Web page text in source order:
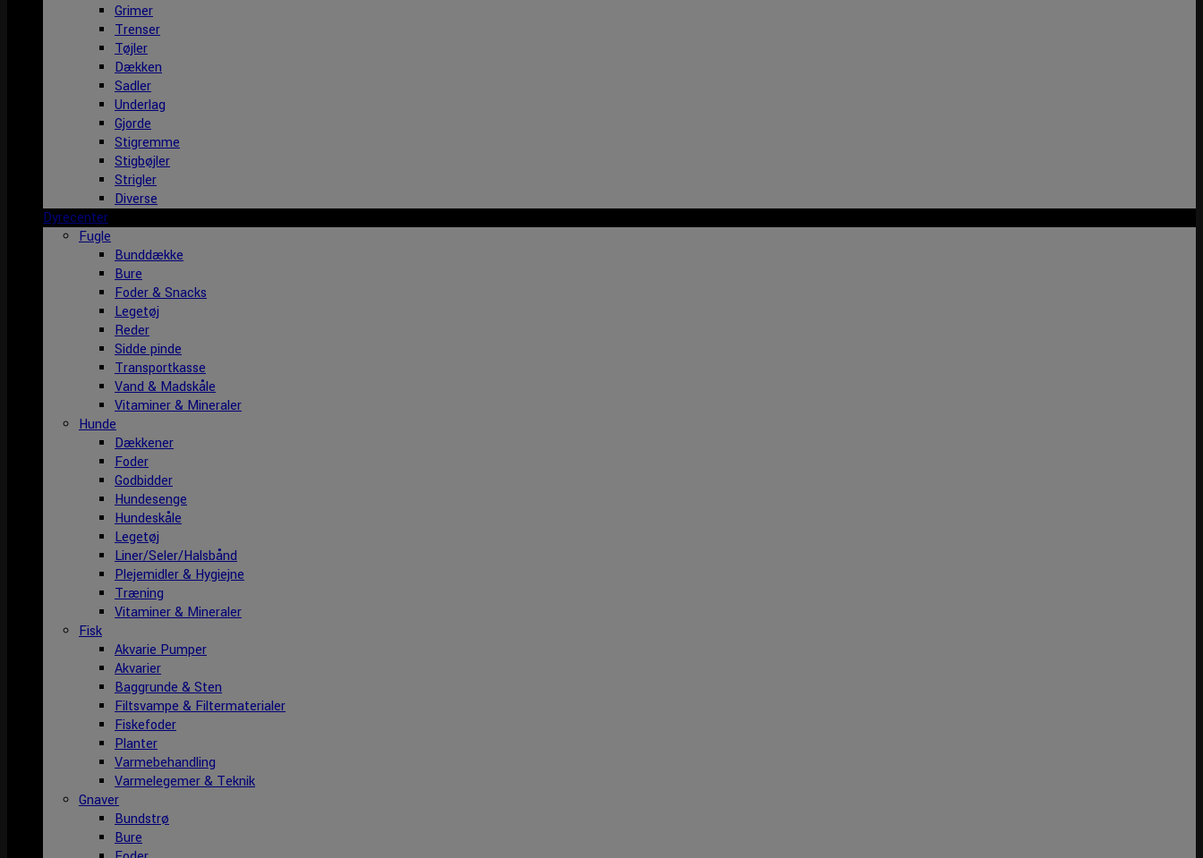
Grimer
Trenser
Tøjler
Dækken
Sadler
Underlag
Gjorde
Stigremme
Stigbøjler
Strigler
Diverse
Dyrecenter
Fugle
Bunddække
Bure
Foder & Snacks
Legetøj
Reder
Sidde pinde
Transportkasse
Vand & Madskåle
Vitaminer & Mineraler
Hunde
Dækkener
Foder
Godbidder
Hundesenge
Hundeskåle
Legetøj
Liner/Seler/Halsbånd
Plejemidler & Hygiejne
Træning
Vitaminer & Mineraler
Fisk
Akvarie Pumper
Akvarier
Baggrunde & Sten
Filtsvampe & Filtermaterialer
Fiskefoder
Planter
Varmebehandling
Varmelegemer & Teknik
Gnaver
Bundstrø
Bure